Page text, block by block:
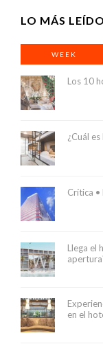
LO MÁS LEÍDO
WEEK
Los 10
¿Cuál
Crítica •
Llega el
en el